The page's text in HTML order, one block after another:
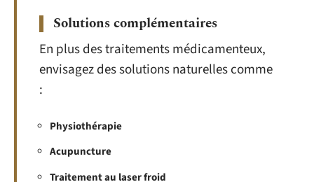
Solutions complémentaires
En plus des traitements médicamenteux,
envisagez des solutions naturelles comme
:
Physiothérapie
Acupuncture
Traitement au laser froid